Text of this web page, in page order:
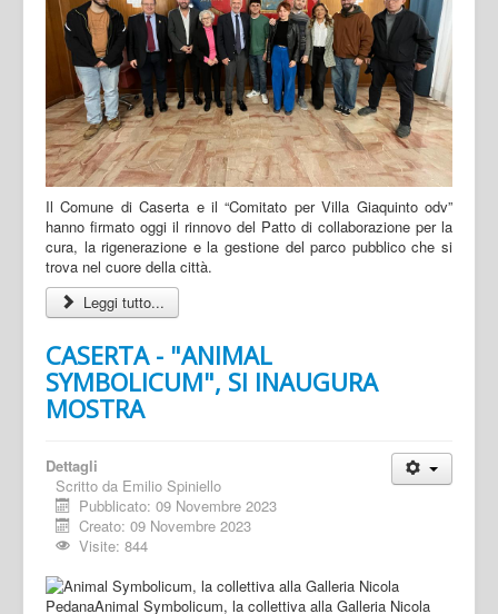
Il Comune di Caserta e il “Comitato per Villa Giaquinto odv”
hanno firmato oggi il rinnovo del Patto di collaborazione per la
cura, la rigenerazione e la gestione del parco pubblico che si
trova nel cuore della città.
Leggi tutto...
CASERTA - "ANIMAL
SYMBOLICUM", SI INAUGURA
MOSTRA
Dettagli
Scritto da Emilio Spiniello
Pubblicato: 09 Novembre 2023
Creato: 09 Novembre 2023
Visite: 844